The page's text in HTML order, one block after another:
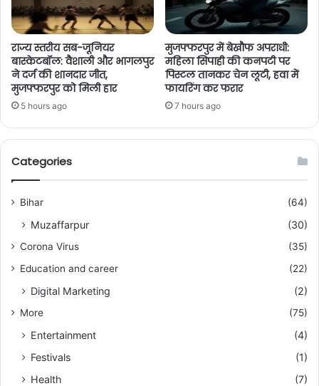
राज्य स्तरीय सब-जूनियर
बास्केटबॉल: वैशाली और भागलपुर
ने दर्ज की शानदार जीत,
मुजफ्फरपुर को मिली हार
5 hours ago
मुजफ्फरपुर में बेखौफ अपराधी:
महिला सिपाही की कनपटी पर
पिस्टल तानकर चेन लूटी, हवा में
फायरिंग कर फरार
7 hours ago
Categories
Bihar (64)
Muzaffarpur (30)
Corona Virus
(35)
Education and career
(22)
Digital Marketing (2)
More (75)
Entertainment
(4)
Festivals
(1)
Health
(7)